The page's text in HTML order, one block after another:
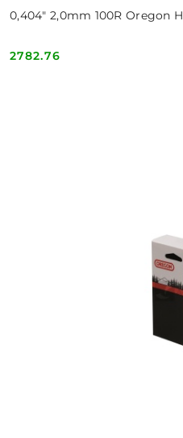
0,404" 2,0mm 100R Oregon
Cena:
2782.76